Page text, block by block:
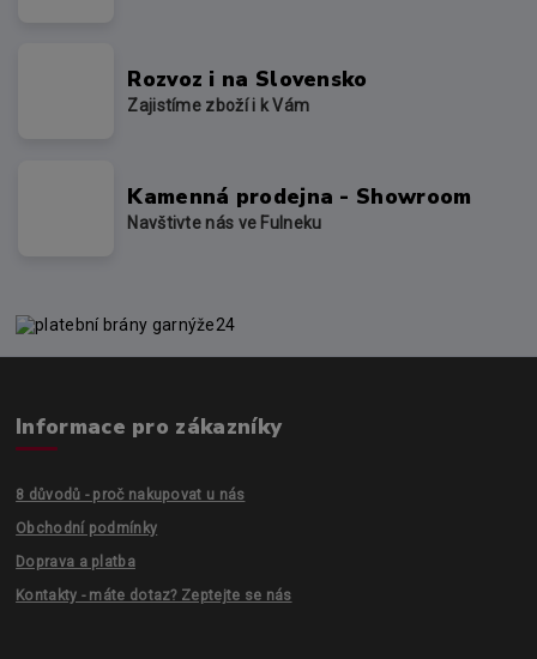
Rozvoz i na Slovensko
Zajistíme zboží i k Vám
Kamenná prodejna - Showroom
Navštivte nás ve Fulneku
Informace pro zákazníky
8 důvodů - proč nakupovat u nás
Obchodní podmínky
Doprava a platba
Kontakty - máte dotaz? Zeptejte se nás